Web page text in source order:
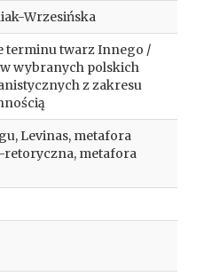
Wrzesińska
terminu twarz Innego /
wybranych polskich
z zakresu
Levinas, metafora
metafora